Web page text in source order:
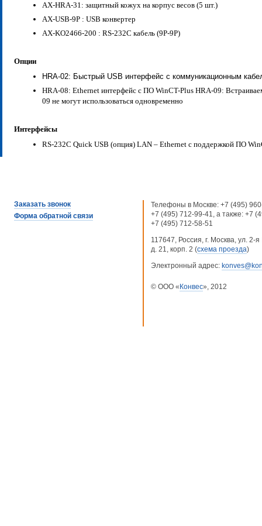
AX-HRA-31: защитный кожух на корпус весов (5 шт.)
AX-USB-9P : USB конвертер
AX-KO2466-200 : RS-232C кабель (9P-9P)
Опции
HRA-02: Быстрый USB интерфейс с коммуникационным
HRA-08: Ethernet интерфейс с ПО WinCT-Plus HRA-09:
09 не могут использоваться одновременно
Интерфейсы
RS-232C Quick USB (опция) LAN – Ethernet с поддержкой ПО
Заказать звонок
Форма обратной связи
Телефоны в Москве: +7 (495)
+7 (495) 712-99-41, а также: +7
+7 (495) 712-58-51
117647, Россия, г. Москва, ул. 2-
д. 21, корп. 2 (схема проезда)
Электронный адрес:
© ООО « Конвес», 2012